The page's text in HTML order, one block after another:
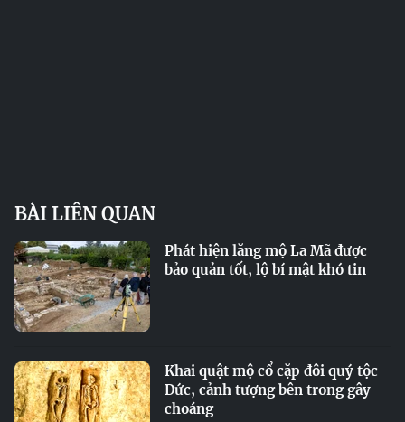
BÀI LIÊN QUAN
Phát hiện lăng mộ La Mã được
bảo quản tốt, lộ bí mật khó tin
Khai quật mộ cổ cặp đôi quý tộc
Đức, cảnh tượng bên trong gây
choáng